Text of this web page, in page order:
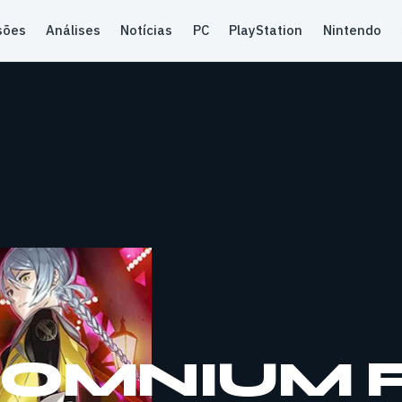
Análises Notícias PC PlayStation Nintendo